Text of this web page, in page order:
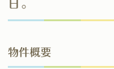
日。
物件概要